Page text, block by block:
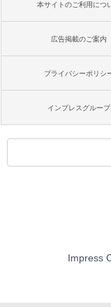
本サイトのご利用につ
広告掲載のご案内
プライバシーポリシ
インプレスグループ
Impress